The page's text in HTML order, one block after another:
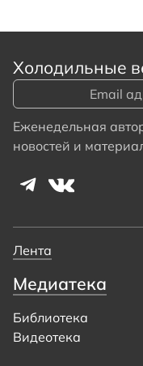
Холодильные
Еженедельная
новостей и
Лента
Медиатека
Библиотека
Видеотека